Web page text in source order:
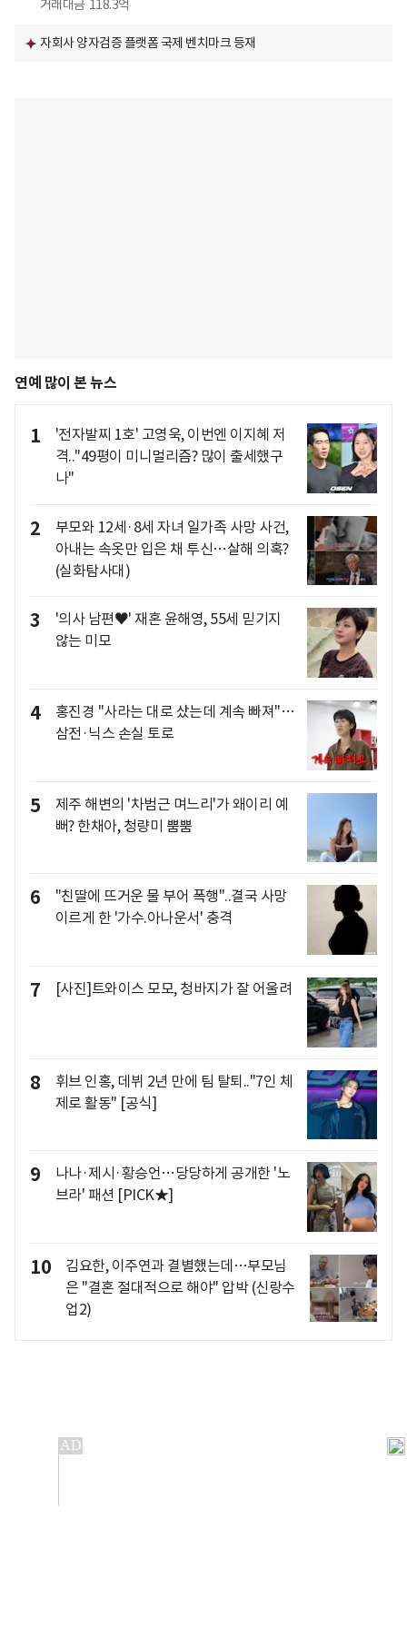
거래대금 118.3억
자회사 양자검증 플랫폼 국제 벤치마크 등재
연예 많이 본 뉴스
1
'전자발찌 1호' 고영욱, 이번엔 이지혜 저
격.."49평이 미니멀리즘? 많이 출세했구
나"
2
부모와 12세·8세 자녀 일가족 사망 사건,
아내는 속옷만 입은 채 투신…살해 의혹?
(실화탐사대)
3
'의사 남편♥' 재혼 윤해영, 55세 믿기지
않는 미모
4
홍진경 "사라는 대로 샀는데 계속 빠져"…
삼전·닉스 손실 토로
5
제주 해변의 '차범근 며느리'가 왜이리 예
뻐? 한채아, 청량미 뿜뿜
6
"친딸에 뜨거운 물 부어 폭행"..결국 사망
이르게 한 '가수.아나운서' 충격
7 [사진]트와이스 모모, 청바지가 잘 어울려
8
휘브 인홍, 데뷔 2년 만에 팀 탈퇴.."7인 체
제로 활동" [공식]
9
나나·제시·황승언…당당하게 공개한 '노
브라' 패션 [PICK★]
10
김요한, 이주연과 결별했는데…부모님
은 "결혼 절대적으로 해야" 압박 (신랑수
업2)